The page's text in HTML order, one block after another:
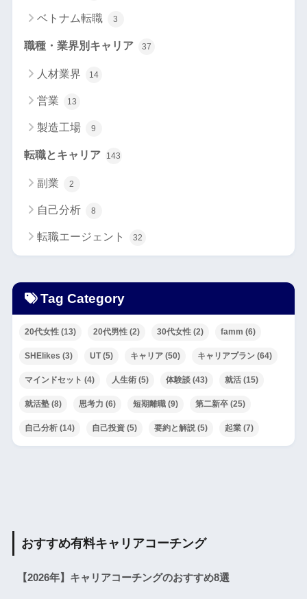
ベトナム転職 3
職種・業界別キャリア 37
人材業界 14
営業 13
製造工場 9
転職とキャリア 143
副業 2
自己分析 8
転職エージェント 32
Tag Category
20代女性(13) 20代男性(2) 30代女性(2) famm (6)
SHElikes (3) UT(5) キャリア(50) キャリアプラン(64)
マインドセット (4) 人生術(5) 体験談(43) 就活(15)
就活塾(8) 思考力 (6) 短期離職(9) 第二新卒(25)
自己分析(14) 自己投資(5) 要約と解説(5) 起業(7)
おすすめ有料キャリアコーチング
【2026年】キャリアコーチングのおすすめ8選